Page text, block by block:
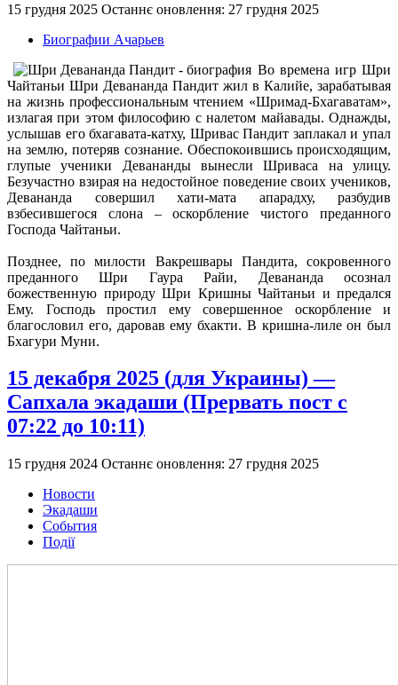
15 грудня 2025 Останнє оновлення: 27 грудня 2025
Биографии Ачарьев
Во времена игр Шри
Чайтаньи Шри Девананда Пандит жил в Калийе, зарабатывая
на жизнь профессиональным чтением «Шримад-Бхагаватам»,
излагая при этом философию с налетом майавады. Однажды,
услышав его бхагавата-катху, Шривас Пандит заплакал и упал
на землю, потеряв сознание. Обеспокоившись происходящим,
глупые ученики Девананды вынесли Шриваса на улицу.
Безучастно взирая на недостойное поведение своих учеников,
Девананда совершил хати-мата апарадху, разбудив
взбесившегося слона – оскорбление чистого преданного
Господа Чайтаньи.
Позднее, по милости Вакрешвары Пандита, сокровенного
преданного Шри Гаура Райи, Девананда осознал
божественную природу Шри Кришны Чайтаньи и предался
Ему. Господь простил ему совершенное оскорбление и
благословил его, даровав ему бхакти. В кришна-лиле он был
Бхагури Муни.
15 декабря 2025 (для Украины) —
Сапхала экадаши (Прервать пост с
07:22 до 10:11)
15 грудня 2024 Останнє оновлення: 27 грудня 2025
Новости
Экадаши
События
Події